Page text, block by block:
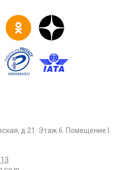
д 21. Этаж 6. Помещение I.